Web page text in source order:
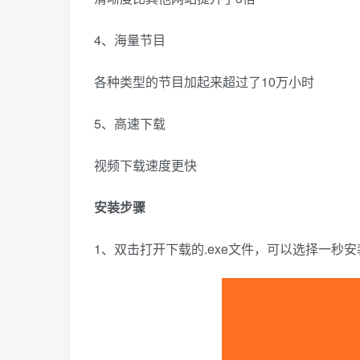
4、海量节目
各种类型的节目加起来超过了10万小时
5、高速下载
视频下载速度更快
安装步骤
1、双击打开下载的.exe文件，可以选择一秒